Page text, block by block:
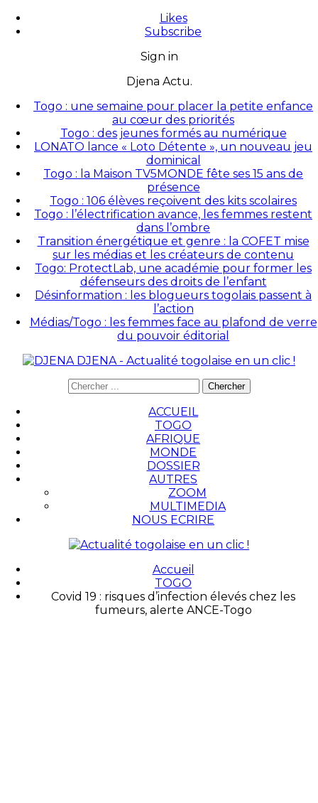
Likes
Subscribe
Sign in
Djena Actu.
Togo : une semaine pour placer la petite enfance
au cœur des priorités
Togo : des jeunes formés au numérique
LONATO lance « Loto Détente », un nouveau jeu
dominical
Togo : la Maison TV5MONDE fête ses 15 ans de
présence
Togo : 106 élèves reçoivent des kits scolaires
Togo : l’électrification avance, les femmes restent
dans l’ombre
Transition énergétique et genre : la COFET mise
sur les médias et les créateurs de contenu
Togo: ProtectLab, une académie pour former les
défenseurs des droits de l’enfant
Désinformation : les blogueurs togolais passent à
l’action
Médias/Togo : les femmes face au plafond de verre
du pouvoir éditorial
DJENA - Actualité togolaise en un clic !
ACCUEIL
TOGO
AFRIQUE
MONDE
DOSSIER
AUTRES
ZOOM
MULTIMEDIA
NOUS ECRIRE
Accueil
TOGO
Covid 19 : risques d’infection élevés chez les
fumeurs, alerte ANCE-Togo